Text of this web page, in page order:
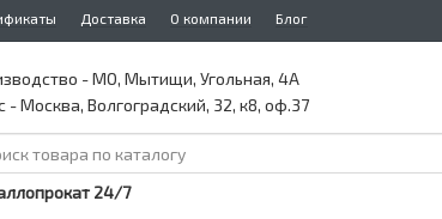
Доставка О компании Блог
- МО, Мытищи, Угольная, 4А
- Москва, Волгоградский, 32, к8, оф.37
24/7